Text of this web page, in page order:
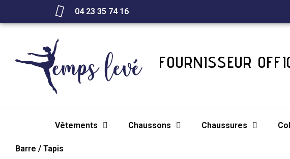
04 23 35 74 16
FOURNISSEUR
Vêtements Chaussons Chaussures
Barre / Tapis